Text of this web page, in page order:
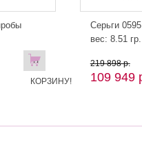
В
КОРЗИНУ!
Серьги
вес: 8.51 гр.
219 898 р.
109 949